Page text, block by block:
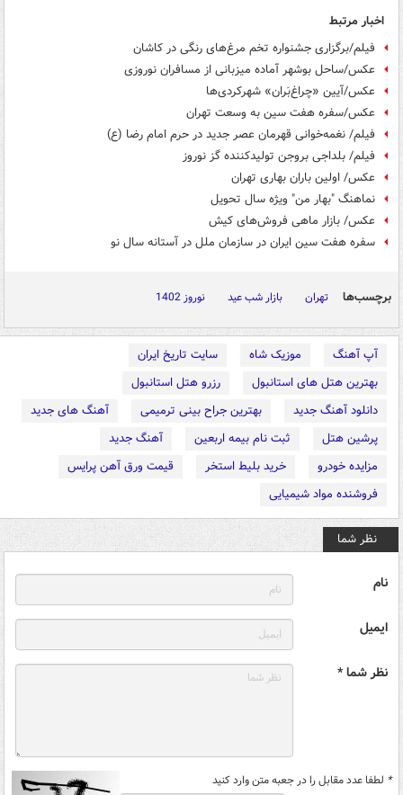
اخبار مرتبط
فیلم/برگزاری جشنواره تخم مرغ‌های رنگی در کاشان
عکس/ساحل بوشهر آماده میزبانی از مسافران نوروزی
عکس/آیین «چراغ‌بَران» شهرکردی‌ها
عکس/سفره هفت سین به وسعت تهران
فیلم/ نغمه‌خوانی قهرمان عصر جدید در حرم امام رضا (ع)
فیلم/ بلداجی بروجن تولیدکننده گز نوروز
عکس/ اولین باران بهاری تهران
نماهنگ "بهار من" ویژه سال تحویل
عکس/ بازار ماهی فروش‌های کیش
سفره هفت سین ایران در سازمان ملل در آستانه سال نو
برچسب‌ها تهران بازار شب عید نوروز 1402
آپ آهنگ موزیک شاه
سایت تاریخ ایران
بهترین هتل های استانبول
رزرو هتل استانبول
دانلود آهنگ جدید
بهترین جراح بینی ترمیمی
آهنگ های جدید
پرشین هتل
ثبت نام بیمه اربعین
آهنگ جدید
مزایده خودرو
خرید بلیط استخر
قیمت ورق آهن پرایس
فروشنده مواد شیمیایی
نظر شما
نام
ایمیل
نظر شما *
* لطفا عدد مقابل را در جعبه متن وارد کنید